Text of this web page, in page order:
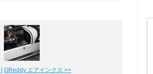
GReddy エアインクス >>